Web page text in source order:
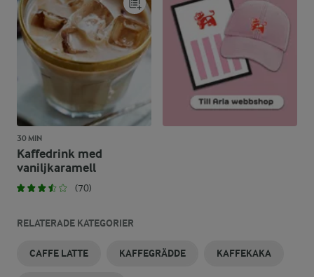
30 MIN
Kaffedrink med
vaniljkaramell
(70)
RELATERADE KATEGORIER
CAFFE LATTE KAFFEGRÄDDE KAFFEKAKA